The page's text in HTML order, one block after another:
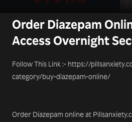
Order Diazepam
Access Overnight
Follow This Link :- https://
category/buy-diazepam-online/
Order Diazepam online at